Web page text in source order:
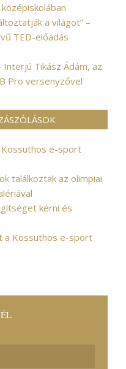
a világot” –
TED-előadás
Interjú Tikász Ádám, az
Pro versenyzővel
e-sport
találkoztak az olimpiai
kérni és
a Kossuthos e-sport